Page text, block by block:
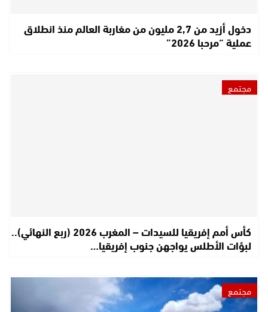
دخول أزيد من 2,7 مليون من مغاربة العالم منذ انطلاق
عملية “مرحبا 2026”
مجتمع
كأس أمم إفريقيا للسيدات – المغرب 2026 (ربع النهائي)..
لبؤات الأطلس يواجهن جنوب إفريقيا…
مجتمع